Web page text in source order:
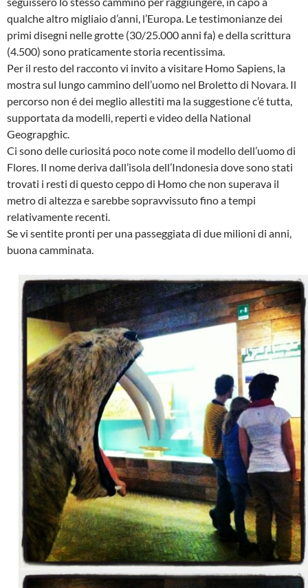
qualche altro migliaio d’anni, l’Europa. Le testimonianze dei
primi disegni nelle grotte (30/25.000 anni fa) e della scrittura
(4.500) sono praticamente storia recentissima.
Per il resto del racconto vi invito a visitare Homo Sapiens, la
mostra sul lungo cammino dell’uomo nel Broletto di Novara. Il
percorso non é dei meglio allestiti ma la suggestione c’é tutta,
supportata da modelli, reperti e video della National
Geograpghic.
Ci sono delle curiositá poco note come il modello dell’uomo di
Flores. Il nome deriva dall’isola dell’Indonesia dove sono stati
trovati i resti di questo ceppo di Homo che non superava il
metro di altezza e sarebbe sopravvissuto fino a tempi
relativamente recenti.
Se vi sentite pronti per una passeggiata di due milioni di anni,
buona camminata.